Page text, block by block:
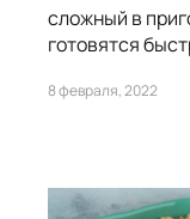
сложный в
готовятся
8 февраля, 2022